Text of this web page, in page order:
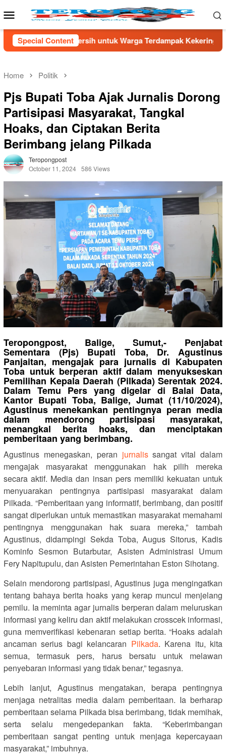
to
Mobile
Menu
Special Content
Terdampak Kekeringan di Kecamatan Kronjo
Home Politik
Pjs Bupati Toba Ajak Jurnalis Dorong
Partisipasi Masyarakat, Tangkal
Hoaks, dan Ciptakan Berita
Berimbang jelang Pilkada
Teropongpost
October 11, 2024 586 Views
Teropongpost, Balige, Sumut,- Penjabat
Sementara (Pjs) Bupati Toba, Dr. Agustinus
Panjaitan, mengajak para jurnalis di Kabupaten
Toba untuk berperan aktif dalam menyukseskan
Pemilihan Kepala Daerah (Pilkada) Serentak 2024.
Dalam Temu Pers yang digelar di Balai Data,
Kantor Bupati Toba, Balige, Jumat (11/10/2024),
Agustinus menekankan pentingnya peran media
dalam mendorong partisipasi masyarakat,
menangkal berita hoaks, dan menciptakan
pemberitaan yang berimbang.
Agustinus menegaskan, peran jurnalissangat vital dalam
mengajak masyarakat menggunakan hak pilih mereka
secara aktif. Media dan insan pers memiliki kekuatan untuk
menyuarakan pentingnya partisipasi masyarakat dalam
Pilkada. “Pemberitaan yang informatif, berimbang, dan positif
sangat diperlukan untuk memastikan masyarakat memahami
pentingnya menggunakan hak suara mereka,” tambah
Agustinus, didampingi Sekda Toba, Augus Sitorus, Kadis
Kominfo Sesmon Butarbutar, Asisten Administrasi Umum
Fery Napitupulu, dan Asisten Pemerintahan Eston Sihotang.
Selain mendorong partisipasi, Agustinus juga mengingatkan
tentang bahaya berita hoaks yang kerap muncul menjelang
pemilu. Ia meminta agar jurnalis berperan dalam meluruskan
informasi yang keliru dan aktif melakukan crosscek informasi,
guna memverifikasi kebenaran setiap berita. “Hoaks adalah
ancaman serius bagi kelancaran Pilkada. Karena itu, kita
semua, termasuk pers, harus bersatu untuk melawan
penyebaran informasi yang tidak benar,” tegasnya.
Lebih lanjut, Agustinus mengatakan, berapa pentingnya
menjaga netralitas media dalam pemberitaan. Ia berharap
pemberitaan selama Pilkada bisa berimbang, tidak memihak,
serta selalu mengedepankan fakta. “Keberimbangan
pemberitaan sangat penting untuk menjaga kepercayaan
masyarakat,” imbuhnya.